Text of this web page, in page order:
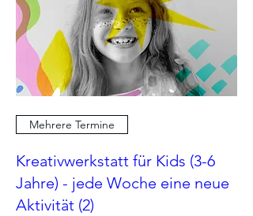
Mehrere Termine
Kreativwerkstatt für Kids (3-6
Jahre) - jede Woche eine neue
Aktivität (2)